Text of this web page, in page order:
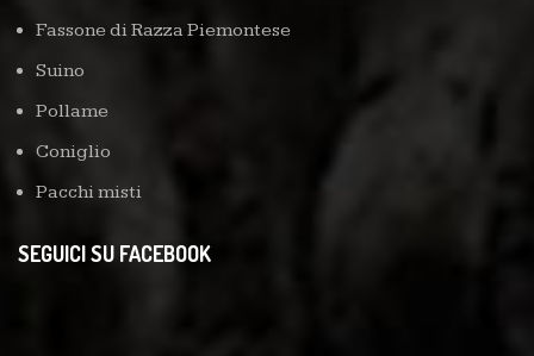
Fassone di Razza Piemontese
Suino
Pollame
Coniglio
Pacchi misti
SEGUICI SU FACEBOOK